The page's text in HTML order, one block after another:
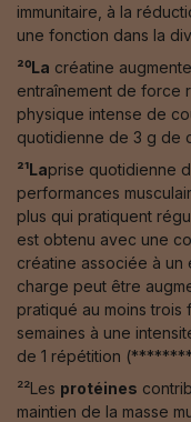
immunitaire, à la
une fonction dans la
²⁰La créatine
entraînement de force
physique intense de
quotidienne de 3 g de
²¹Laprise quotidienne
performances
plus qui pratiquent
est obtenu avec une
créatine associée à un
charge peut être
pratiqué au moins trois
semaines à une
de 1 répétition
²²Les protéines
maintien de la masse